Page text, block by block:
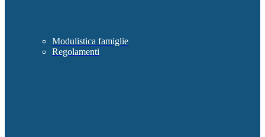
Modulistica famiglie
Regolamenti